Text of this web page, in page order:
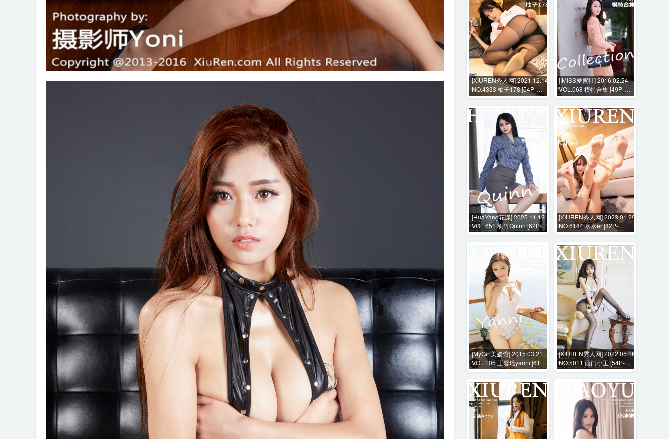
[XIUREN秀人网] 2021.12.14
NO.4333 柚子178 [54P-
595MB]
[IMISS爱蜜社] 2016.02.24
VOL.068 模特合集 [49P-
232MB]
[HuaYang花漾] 2025.11.12
VOL.651 凯竹Quinn [62P-
569MB]
[XIUREN秀人网] 2023.01.29
NO.6184 水水er [82P-
736MB]
[MyGirl美媛馆] 2015.03.21
VOL.105 王馨瑶yanni [61P-
248MB]
[XIUREN秀人网] 2022.05.16
NO.5011 西门小玉 [54P-
503MB]